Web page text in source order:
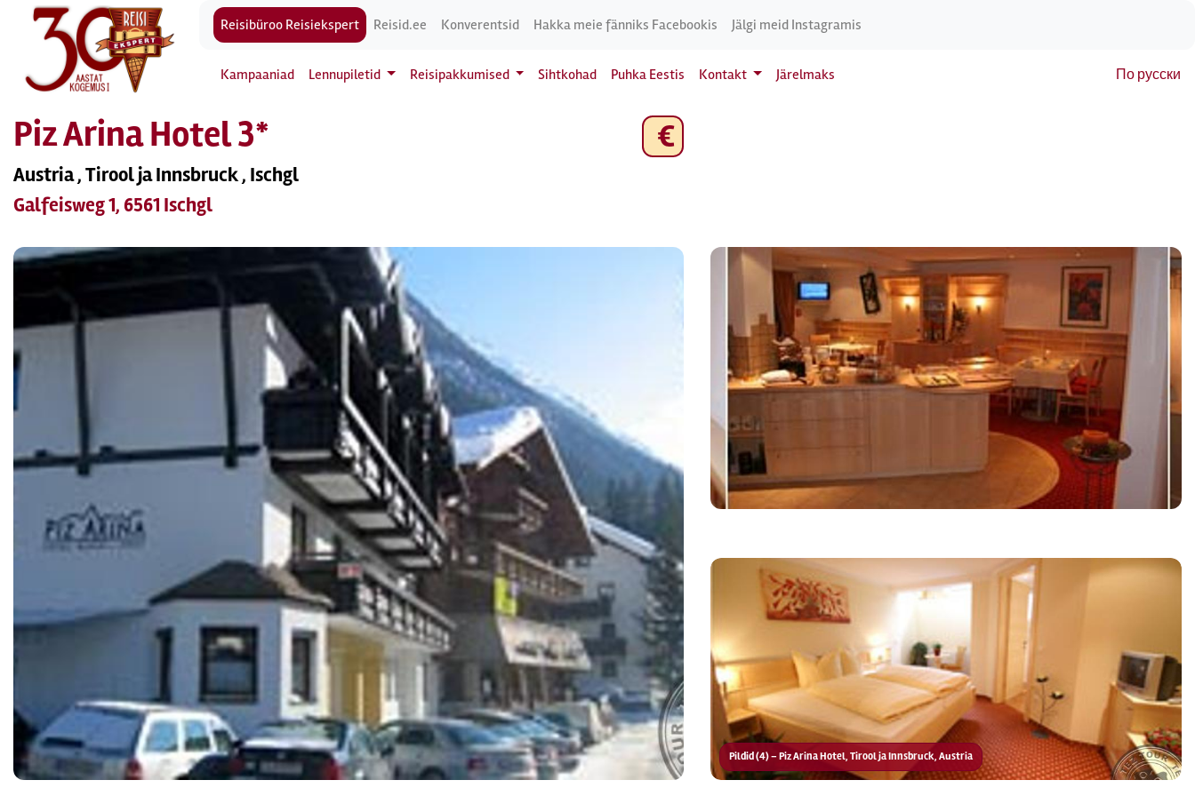
Reisibüroo Reisiekspert Reisid.ee Konverentsid Hakka meie fänniks Facebookis Jälgi meid Instagramis
Kampaaniad Lennupiletid Reisipakkumised Sihtkohad Puhka Eestis Kontakt Järelmaks По русски
Piz Arina Hotel 3*
Austria , Tirool ja Innsbruck , Ischgl
Galfeisweg 1, 6561 Ischgl
€
Pildid (4) – Piz Arina Hotel, Tirool ja Innsbruck, Austria